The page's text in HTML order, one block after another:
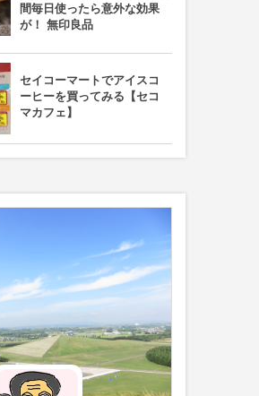
間毎日使ったら意外な効果
が！ 無印良品
セイコーマートでアイスコ
ーヒーを買ってみる【セコ
マカフェ】